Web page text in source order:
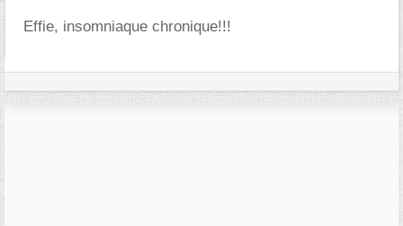
Effie, insomniaque chronique!!!